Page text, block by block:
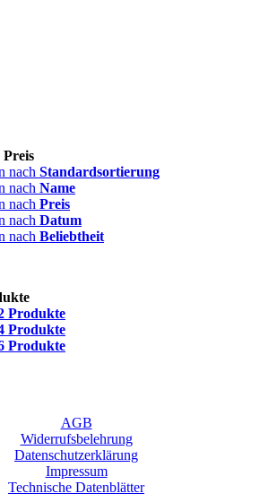
Preis
nach Standardsortierung
nach Name
nach Preis
nach Datum
nach Beliebtheit
Produkte
Produkte
Produkte
AGB
Widerrufsbelehrung
Datenschutzerklärung
Impressum
Technische Datenblätter